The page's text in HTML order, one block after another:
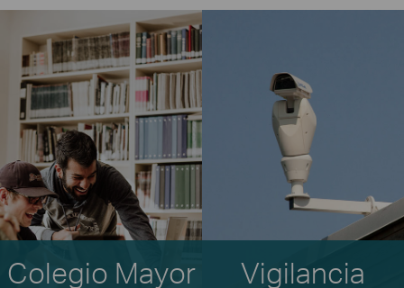
Colegio Mayor Vigilancia